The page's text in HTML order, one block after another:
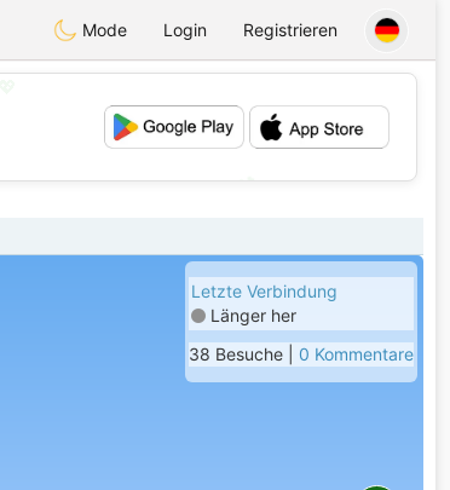
Mode Login Registrieren
💕
Letzte Verbindung
Länger her
38 Besuche | 0 Kommentare